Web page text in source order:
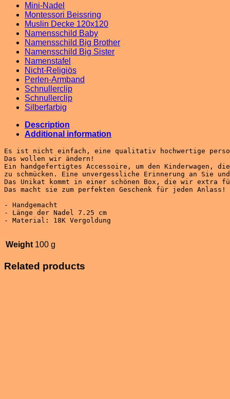
Mini-Nadel
Montessori Beissring
Muslin Decke 120x120
Namensschild Baby
Namensschild Big Brother
Namensschild Big Sister
Namenstafel
Nicht-Religiös
Perlen-Armband
Schnullerclip
Schnullerclip
Silberfarbig
Description
Additional information
Es ist nicht einfach, eine qualitativ hochwertige
Das wollen wir ändern!
Ein handgefertigtes Accessoire, um den Kinderwagen,
Das Unikat kommt in einer schönen Box, die wir extra
- Handgemacht
- Länge der Nadel 7.25 cm
- Material: 18K Vergoldung
Weight 100 g
Related products